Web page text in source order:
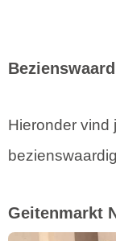
Hieronder vind
Geitenmarkt